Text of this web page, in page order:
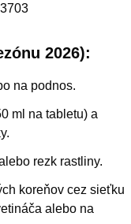
2026):
na podnos.
ml na tabletu) a
rezk rastliny.
koreňov cez sieťku
alebo na